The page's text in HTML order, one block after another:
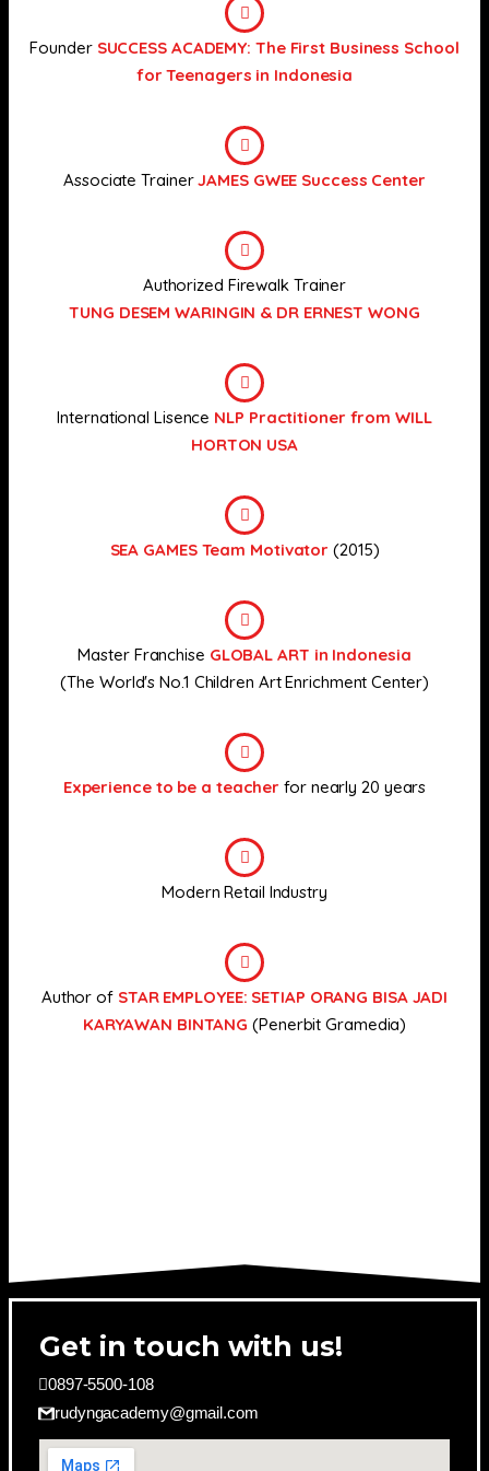
Founder SUCCESS ACADEMY: The First Business School
for Teenagers in Indonesia
Associate TrainerJAMES GWEE Success Center
Authorized Firewalk Trainer
TUNG DESEM WARINGIN & DR ERNEST WONG
International Lisence NLP Practitioner from WILL
HORTON USA
SEA GAMES Team Motivator (2015)
Master Franchise GLOBAL ART in Indonesia
(The World's No.1 Children Art Enrichment Center)
Experience to be a teacher for nearly 20 years
Modern Retail Industry
Author of STAR EMPLOYEE: SETIAP ORANG BISA JADI
KARYAWAN BINTANG (Penerbit Gramedia)
Get in touch with us!
0897-5500-108
rudyngacademy@gmail.com